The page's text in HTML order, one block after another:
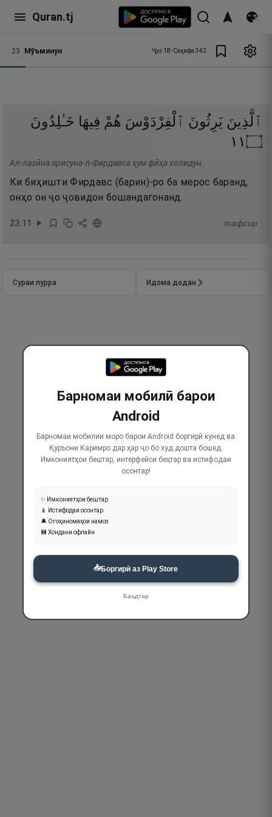
Quran.tj
23 Мӯъминун Ҷуз 18•Саҳифа 342
ٱلَّذِينَ يَرِثُونَ ٱلْفِرْدَوْسَ هُمْ فِيهَا خَـٰلِدُونَ
۝١١
Ал-лазӣна ярисуна-л-Фирдавса ҳум фӣҳа холидун.
Ки биҳишти Фирдавс (барин)-ро ба мерос баранд,
онҳо он ҷо ҷовидон бошандагонанд.
23:11 тафсир
Сураи пурра Идома додан
Барномаи мобилӣ барои
Android
Барномаи мобилии моро барои Android боргирӣ кунед ва
Қуръони Каримро дар ҳар ҷо бо худ дошта бошед.
Имкониятҳои бештар, интерфейси беҳтар ва истифодаи
осонтар!
✨ Имкониятҳои бештар
📱 Истифодаи осонтар
🔔 Огоҳиномаҳои намоз
💾 Хондани офлайн
📥Боргирӣ аз Play Store
Баъдтар